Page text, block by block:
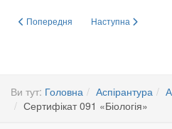
Попередня стаття: Cертифікат 091
Попередня Наступна стаття:
Наступна
Ви тут: Головна Аспірантура
Сертифікат 091 «Біологія»